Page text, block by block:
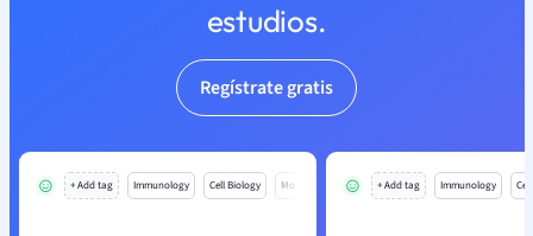
estudios.
Regístrate gratis
+ Add tag Immunology Cell Biology Mo + Add tag Immunology